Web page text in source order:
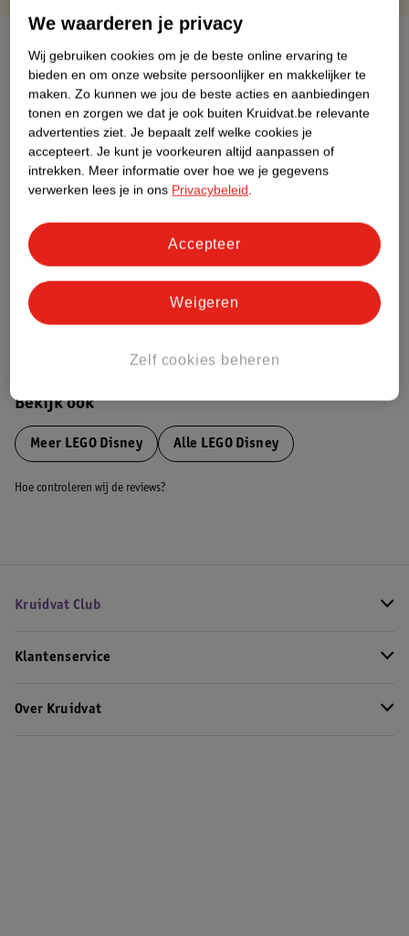
Over dit product
Productinformatie
Etiketinformatie
Nature Impact Score
Dit product heeft (nog) geen Nature
Impact Score.
Bekijk ook
Meer LEGO Disney Alle LEGO Disney
Hoe controleren wij de reviews?
Kruidvat Club
Klantenservice
Over Kruidvat
We waarderen je privacy
Wij gebruiken cookies om je de beste online ervaring te
bieden en om onze website persoonlijker en makkelijker te
maken. Zo kunnen we jou de beste acties en aanbiedingen
tonen en zorgen we dat je ook buiten Kruidvat.be relevante
advertenties ziet. Je bepaalt zelf welke cookies je
accepteert. Je kunt je voorkeuren altijd aanpassen of
intrekken. Meer informatie over hoe we je gegevens
verwerken lees je in ons Privacybeleid.
Zelf cookies beheren
Weigeren
Accepteer